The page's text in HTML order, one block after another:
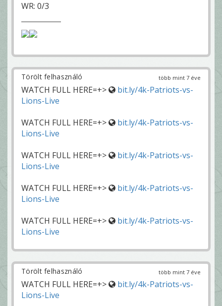
WR: 0/3
több mint 7 éve
Törölt felhasználó
WATCH FULL HERE=+>
bit.ly/4k-Patriots-vs-
Lions-Live
WATCH FULL HERE=+>
bit.ly/4k-Patriots-vs-
Lions-Live
WATCH FULL HERE=+>
bit.ly/4k-Patriots-vs-
Lions-Live
WATCH FULL HERE=+>
bit.ly/4k-Patriots-vs-
Lions-Live
WATCH FULL HERE=+>
bit.ly/4k-Patriots-vs-
Lions-Live
több mint 7 éve
Törölt felhasználó
WATCH FULL HERE=+>
bit.ly/4k-Patriots-vs-
Lions-Live